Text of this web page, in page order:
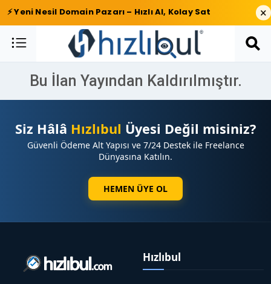
⚡ Yeni Nesil Domain Pazarı – Hızlı Al, Kolay Sat ×
Bu İlan Yayından Kaldırılmıştır.
Siz Hâlâ Hızlıbul Üyesi Değil misiniz?
Güvenli Ödeme Alt Yapısı ve 7/24 Destek ile Freelance
Dünyasına Katılın.
HEMEN ÜYE OL
Hızlıbul